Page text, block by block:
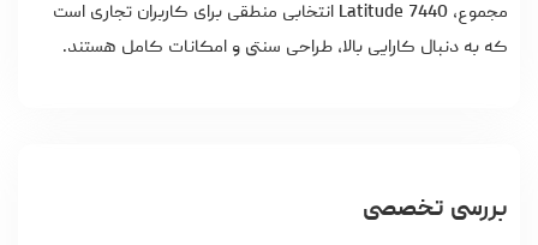
مجموع، Latitude 7440 انتخابی منطقی برای کاربران تجاری است
که به دنبال کارایی بالا، طراحی سنتی و امکانات کامل هستند.
بررسی تخصصی